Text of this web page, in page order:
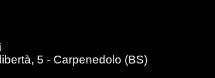
5 - Carpenedolo (BS)